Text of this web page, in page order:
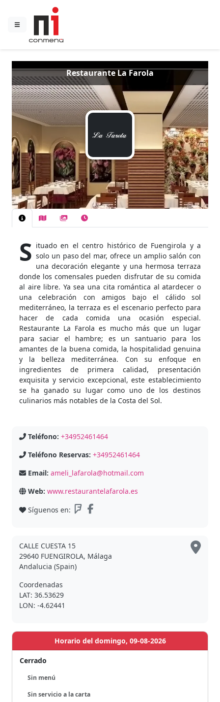
Restaurante La Farola
S ituado en el centro histórico de Fuengirola y a
solo un paso del mar, ofrece un amplio salón con
una decoración elegante y una hermosa terraza
donde los comensales pueden disfrutar de su comida
al aire libre. Ya sea una cita romántica al atardecer o
una celebración con amigos bajo el cálido sol
mediterráneo, la terraza es el escenario perfecto para
hacer de cada comida una ocasión especial.
Restaurante La Farola es mucho más que un lugar
para saciar el hambre; es un santuario para los
amantes de la buena comida, la hospitalidad genuina
y la belleza mediterránea. Con su enfoque en
ingredientes de primera calidad, presentación
exquisita y servicio excepcional, este establecimiento
se ha ganado su lugar como uno de los destinos
culinarios más notables de la Costa del Sol.
Teléfono: +34952461464
Teléfono Reservas: +34952461464
Email: ameli_lafarola@hotmail.com
Web: www.restaurantelafarola.es
Síguenos en:
CALLE CUESTA 15
29640 FUENGIROLA, Málaga
Andalucia (Spain)
Coordenadas
LAT: 36.53629
LON: -4.62441
Horario del domingo, 09-08-2026
Cerrado
Sin menú
Sin servicio a la carta